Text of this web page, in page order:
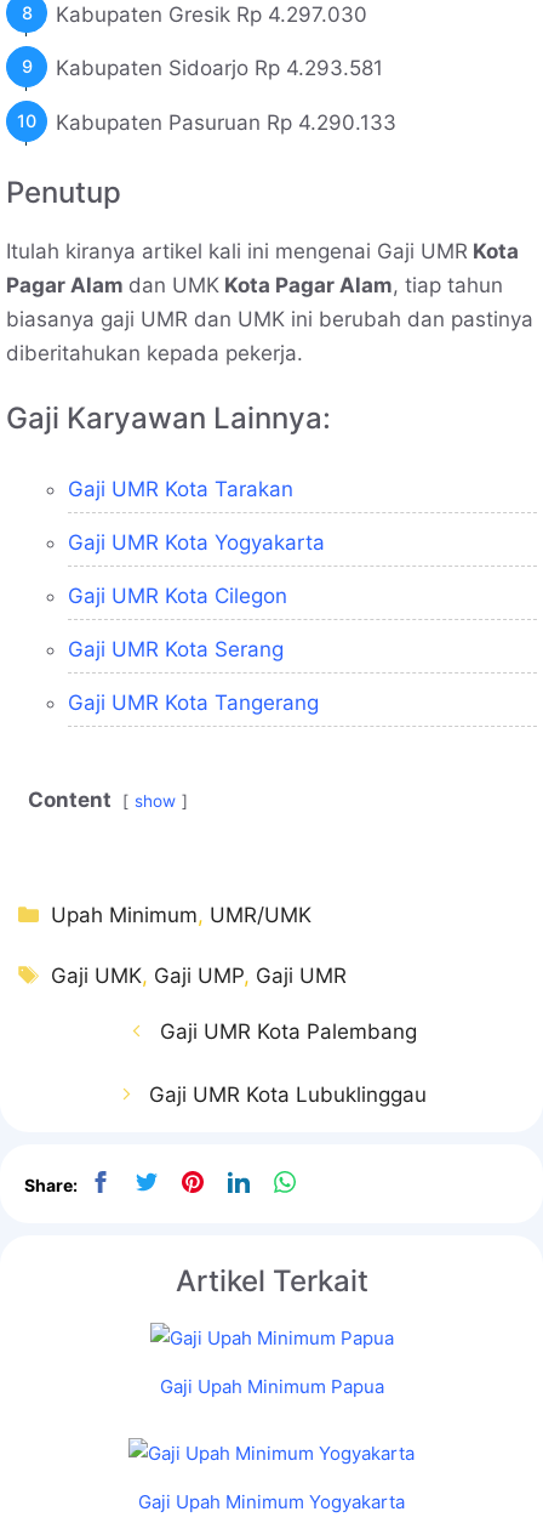
Kabupaten Gresik Rp 4.297.030
Kabupaten Sidoarjo Rp 4.293.581
Kabupaten Pasuruan Rp 4.290.133
Penutup
Itulah kiranya artikel kali ini mengenai Gaji UMR Kota
Pagar Alam dan UMK Kota Pagar Alam, tiap tahun
biasanya gaji UMR dan UMK ini berubah dan pastinya
diberitahukan kepada pekerja.
Gaji Karyawan Lainnya:
Gaji UMR Kota Tarakan
Gaji UMR Kota Yogyakarta
Gaji UMR Kota Cilegon
Gaji UMR Kota Serang
Gaji UMR Kota Tangerang
Content show
Kategori
Upah Minimum, UMR/UMK
Tag
Gaji UMK, Gaji UMP, Gaji UMR
Gaji UMR Kota Palembang
Gaji UMR Kota Lubuklinggau
Share:
Artikel Terkait
Gaji Upah Minimum Papua
Gaji Upah Minimum Yogyakarta